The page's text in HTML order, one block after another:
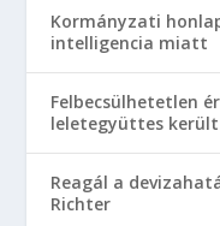
Kormányzati
intelligencia miatt
Felbecsülhetetlen
leletegyüttes került
Reagál a
Richter